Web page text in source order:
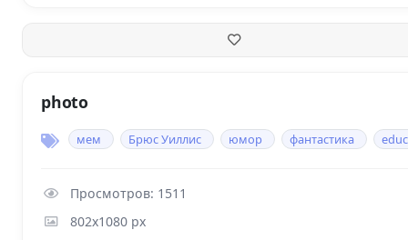
photo
мем Брюс Уиллис юмор фантастика
Просмотров: 1511
802x1080 px